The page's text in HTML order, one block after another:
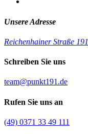
Unsere Adresse
Reichenhainer Straße 191
Schreiben Sie uns
team@punkt191.de
Rufen Sie uns an
(49) 0371 33 49 111